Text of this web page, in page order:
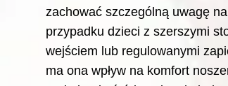
zachować szczególną uwagę
przypadku dzieci z szerszymi
wejściem lub regulowanymi
ma ona wpływ na komfort